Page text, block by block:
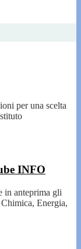
per una scelta
INFO
in anteprima gli
Energia,